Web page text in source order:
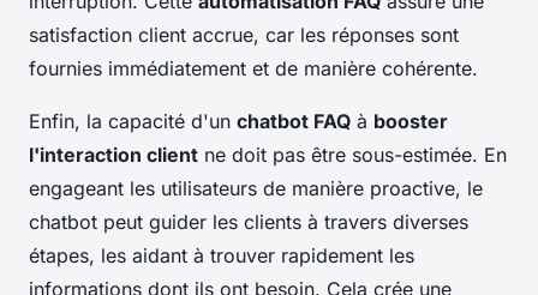
satisfaction client accrue, car les réponses sont
fournies immédiatement et de manière cohérente.
Enfin, la capacité d'un chatbot FAQ à booster
l'interaction client ne doit pas être sous-estimée. En
engageant les utilisateurs de manière proactive, le
chatbot peut guider les clients à travers diverses
étapes, les aidant à trouver rapidement les
informations dont ils ont besoin. Cela crée une